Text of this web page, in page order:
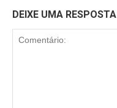
DEIXE UMA RESPOSTA